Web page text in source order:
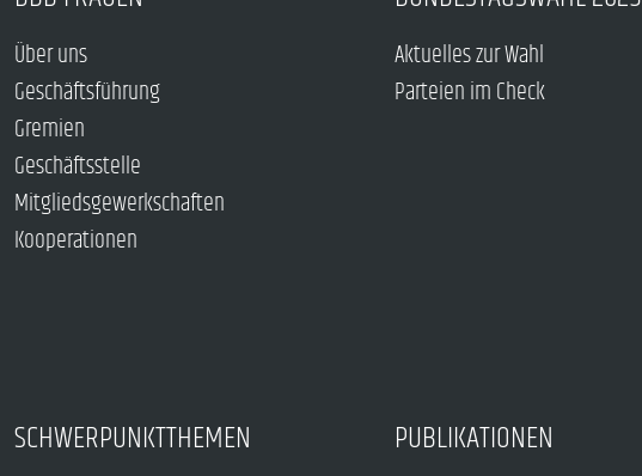
Über uns
Geschäftsführung
Gremien
Geschäftsstelle
Mitgliedsgewerkschaften
Kooperationen
Aktuelles zur Wahl
Parteien im Check
SCHWERPUNKTTHEMEN PUBLIKATIONEN